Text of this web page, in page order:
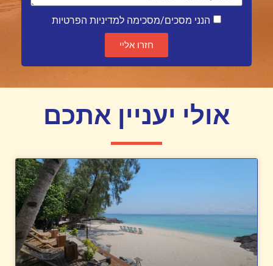
הנני מסכים/מסכימה למדיניות הפרטיות
חזרו אליי
אולי יעניין אתכם